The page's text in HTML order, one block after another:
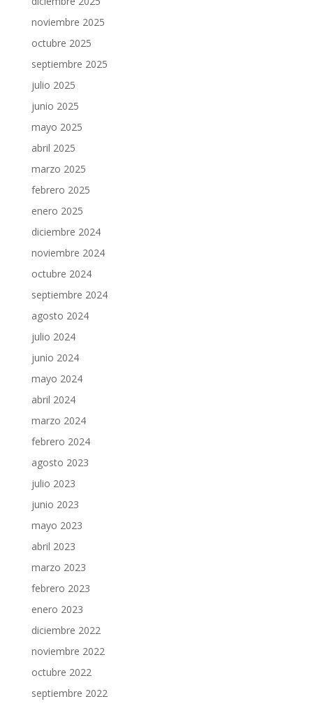
noviembre 2025
octubre 2025
septiembre 2025
julio 2025
junio 2025
mayo 2025
abril 2025
marzo 2025
febrero 2025
enero 2025
diciembre 2024
noviembre 2024
octubre 2024
septiembre 2024
agosto 2024
julio 2024
junio 2024
mayo 2024
abril 2024
marzo 2024
febrero 2024
agosto 2023
julio 2023
junio 2023
mayo 2023
abril 2023
marzo 2023
febrero 2023
enero 2023
diciembre 2022
noviembre 2022
octubre 2022
septiembre 2022